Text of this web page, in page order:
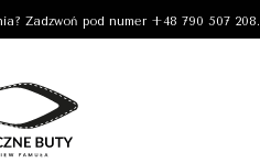
Zadzwoń pod numer +48 790 507 208.